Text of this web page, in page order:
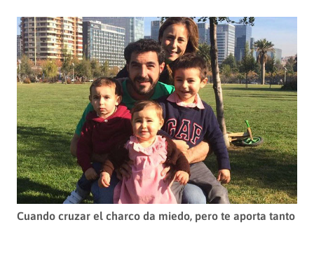
Cuando cruzar el charco da miedo, pero te aporta tanto